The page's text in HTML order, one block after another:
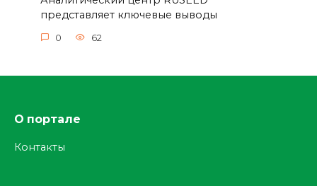
представляет ключевые выводы
0 62
О портале
Контакты